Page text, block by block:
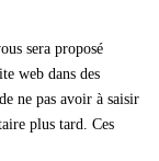
sera proposé
web dans des
ne pas avoir à saisir
plus tard. Ces